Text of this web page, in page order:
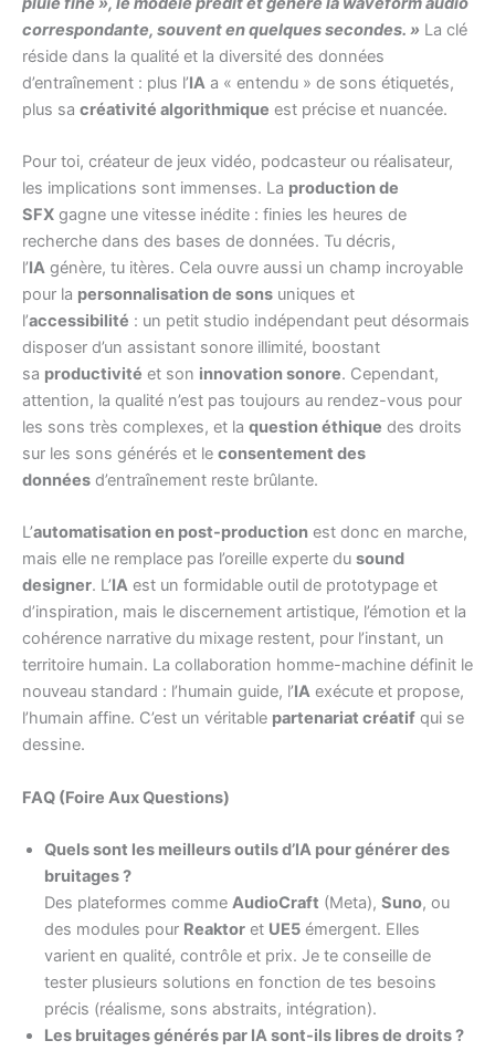
correspondante, souvent en quelques secondes. » La clé
réside dans la qualité et la diversité des données
d’entraînement : plus l’IA a « entendu » de sons étiquetés,
plus sa créativité algorithmique est précise et nuancée.
Pour toi, créateur de jeux vidéo, podcasteur ou réalisateur,
les implications sont immenses. La production de
SFX gagne une vitesse inédite : finies les heures de
recherche dans des bases de données. Tu décris,
l’IA génère, tu itères. Cela ouvre aussi un champ incroyable
pour la personnalisation de sons uniques et
l’accessibilité : un petit studio indépendant peut désormais
disposer d’un assistant sonore illimité, boostant
sa productivité et son innovation sonore. Cependant,
attention, la qualité n’est pas toujours au rendez-vous pour
les sons très complexes, et la question éthique des droits
sur les sons générés et le consentement des
données d’entraînement reste brûlante.
L’automatisation en post-production est donc en marche,
mais elle ne remplace pas l’oreille experte du sound
designer. L’IA est un formidable outil de prototypage et
d’inspiration, mais le discernement artistique, l’émotion et la
cohérence narrative du mixage restent, pour l’instant, un
territoire humain. La collaboration homme-machine définit le
nouveau standard : l’humain guide, l’IA exécute et propose,
l’humain affine. C’est un véritable partenariat créatif qui se
dessine.
FAQ (Foire Aux Questions)
Quels sont les meilleurs outils d’IA pour générer des
bruitages ?
Des plateformes comme AudioCraft (Meta), Suno, ou
des modules pour Reaktor et UE5 émergent. Elles
varient en qualité, contrôle et prix. Je te conseille de
tester plusieurs solutions en fonction de tes besoins
précis (réalisme, sons abstraits, intégration).
Les bruitages générés par IA sont-ils libres de droits ?